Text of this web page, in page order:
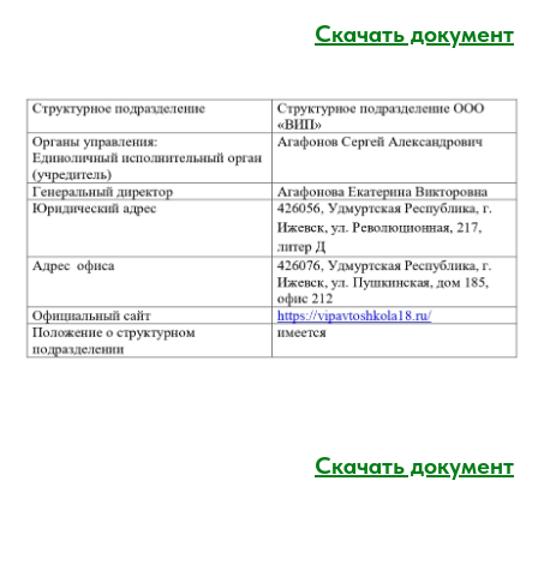
Скачать документ
Скачать документ